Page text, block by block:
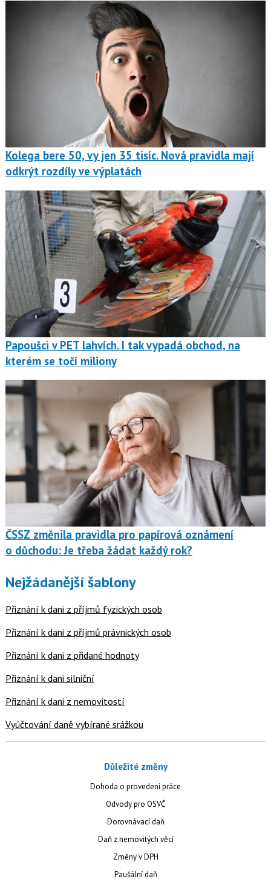
Kolega bere 50, vy jen 35 tisíc. Nová pravidla mají
odkrýt rozdíly ve výplatách
Papoušci v PET lahvích. I tak vypadá obchod, na
kterém se točí miliony
ČSSZ změnila pravidla pro papírová oznámení
o důchodu: Je třeba žádat každý rok?
Nejžádanější šablony
Přiznání k dani z příjmů fyzických osob
Přiznání k dani z příjmů právnických osob
Přiznání k dani z přidané hodnoty
Přiznání k dani silniční
Přiznání k dani z nemovitostí
Vyúčtování daně vybírané srážkou
Důležité změny
Dohoda o provedení práce
Odvody pro OSVČ
Dorovnávací daň
Daň z nemovitých věcí
Změny v DPH
Paušální daň